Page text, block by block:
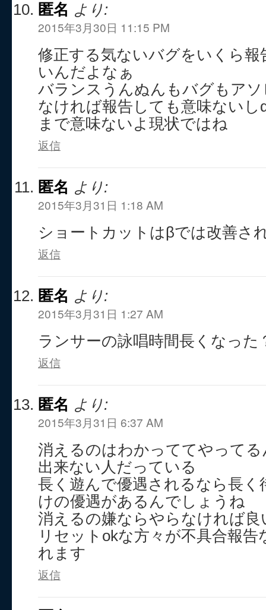
匿名 より:
2015年3月30日 11:15 PM
修正する気ないバグをいくら
いんだよなぁ
バランスうんぬんもバグもア
なければ報告しても意味ない
まで意味ないよ現状ではね
返信
匿名 より:
2015年3月31日 1:18 AM
ショートカットはβでは改善さ
返信
匿名 より:
2015年3月31日 1:27 AM
ランサーの詠唱時間長くなった
返信
匿名 より:
2015年3月31日 6:37 AM
消えるのはわかっててやって
出来ない人だっている
長く遊んで優遇されるなら長
けの優遇があるんでしょうね
消えるの嫌ならやらなければ良
リセットokな方々が不具合報
れます
返信